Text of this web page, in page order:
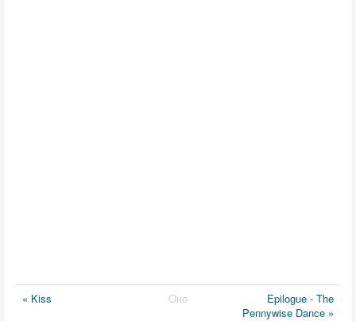
« Kiss Оно
Epilogue - The
Pennywise Dance »